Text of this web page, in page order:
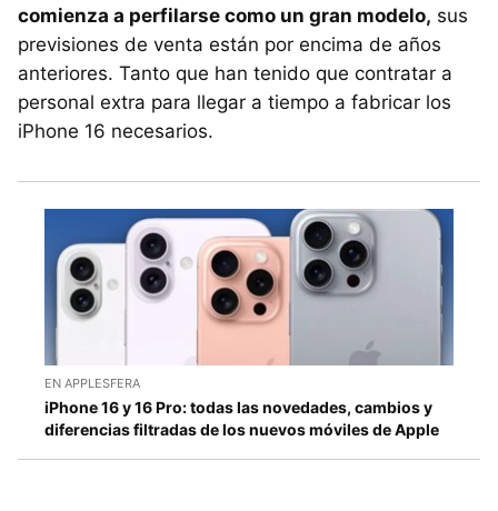
comienza a perfilarse como un gran modelo, sus
previsiones de venta están por encima de años
anteriores. Tanto que han tenido que contratar a
personal extra para llegar a tiempo a fabricar los
iPhone 16 necesarios.
EN APPLESFERA
iPhone 16 y 16 Pro: todas las novedades, cambios y
diferencias filtradas de los nuevos móviles de Apple